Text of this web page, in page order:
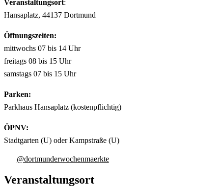
Veranstaltungsort:
Hansaplatz, 44137 Dortmund
Öffnungszeiten:
mittwochs 07 bis 14 Uhr
freitags 08 bis 15 Uhr
samstags 07 bis 15 Uhr
Parken:
Parkhaus Hansaplatz (kostenpflichtig)
ÖPNV:
Stadtgarten (U) oder Kampstraße (U)
@dortmunderwochenmaerkte
Veranstaltungsort